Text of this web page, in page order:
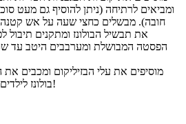
ומביאים לרתיחה (ניתן להוסיף גם מעט
חובה). מבשלים כחצי שעה על אש קטנה
את תבשיל הבולונז ומתקנים תיבול
הפסטה המבושלת ומערבבים היטב עד
בולונז לילדים שגם המבוגרים יאהבו!